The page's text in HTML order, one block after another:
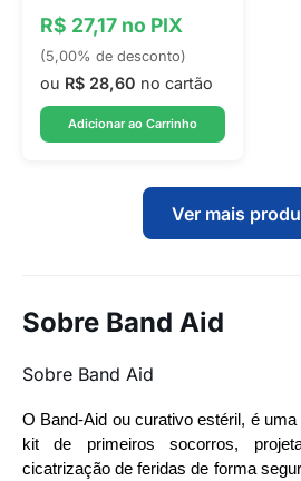
R$ 27,17 no PIX
(5,00% de desconto)
ou R$ 28,60 no cartão
Adicionar ao Carrinho
Ver mais
Sobre Band Aid
Sobre Band Aid
O Band-Aid ou curativo estéril, é
kit de primeiros socorros,
cicatrização de feridas de forma